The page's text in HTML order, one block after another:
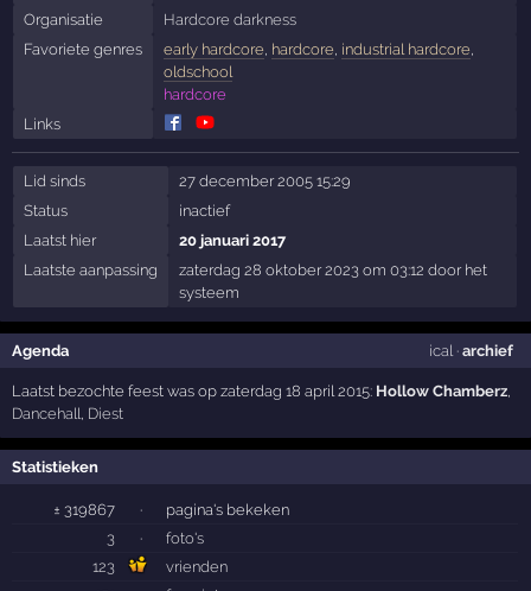
Organisatie
Hardcore darkness
Favoriete genres
early hardcore hardcore industrial hardcore
oldschool
hardcore
Links
Lid sinds
27 december 2005 15:29
Status
inactief
Laatst hier
20 januari 2017
Laatste aanpassing
zaterdag 28 oktober 2023 om 03:12 door het
systeem
Agenda ical· archief
Laatst bezochte feest was op zaterdag 18 april 2015: Hollow Chamberz,
Dancehall, Diest
Statistieken
± 319867 ·
pagina's bekeken
3
·
foto's
123
vrienden